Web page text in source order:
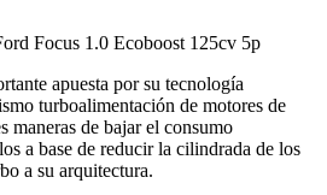
apuesta por su tecnología
turboalimentación de motores de
maneras de bajar el consumo
a base de reducir la cilindrada de los
a su arquitectura.